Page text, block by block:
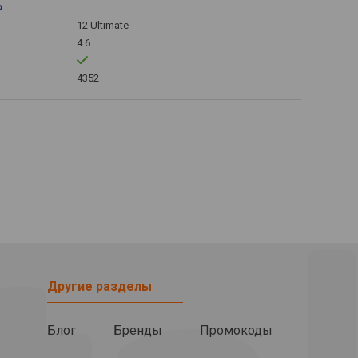
12 Ultimate
4.6
4352
Другие разделы
Блог Бренды Промокоды